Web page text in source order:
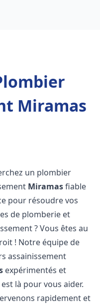
Miramas
un plombier
Miramasfiable
pour résoudre vos
de plomberie et
? Vous êtes au
! Notre équipe de
assainissement
expérimentés et
là pour vous aider.
rapidement et